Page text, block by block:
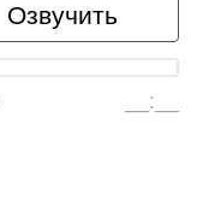
Озвучить
__:__